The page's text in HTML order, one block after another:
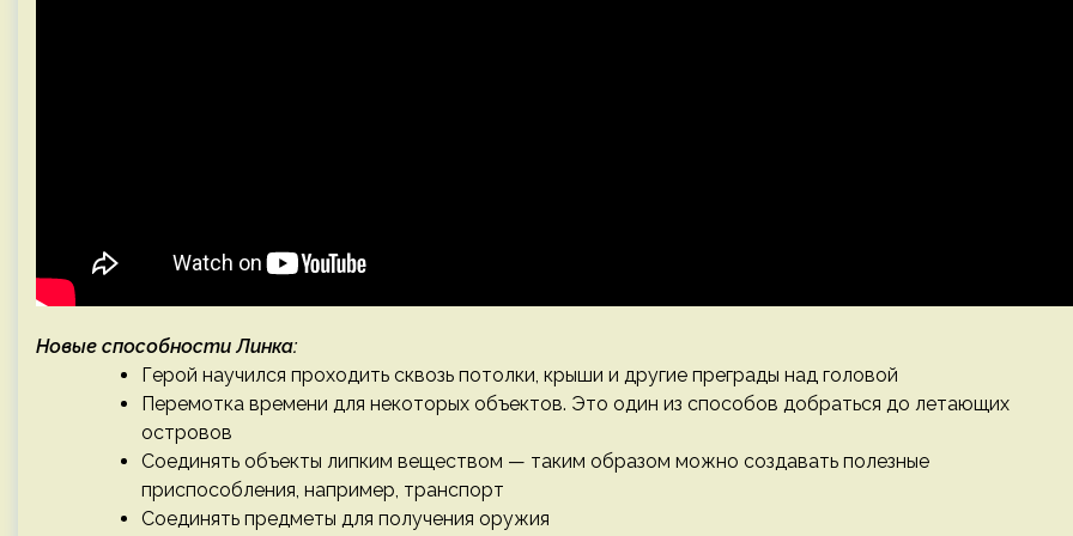
Новые способности Линка:
Герой научился проходить сквозь потолки, крыши и другие преграды над головой
Перемотка времени для некоторых объектов. Это один из способов добраться до летающих
островов
Соединять объекты липким веществом — таким образом можно создавать полезные
приспособления, например, транспорт
Соединять предметы для получения оружия